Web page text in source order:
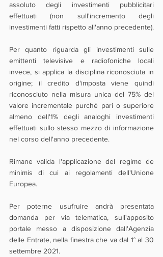
assoluto degli investimenti pubblicitari
effettuati (non sull'incremento degli
investimenti fatti rispetto all'anno precedente).
Per quanto riguarda gli investimenti sulle
emittenti televisive e radiofoniche locali
invece, si applica la disciplina riconosciuta in
origine; il credito d'imposta viene quindi
riconosciuto nella misura unica del 75% del
valore incrementale purché pari o superiore
almeno dell'1% degli analoghi investimenti
effettuati sullo stesso mezzo di informazione
nel corso dell'anno precedente.
Rimane valida l'applicazione del regime de
minimis di cui ai regolamenti dell'Unione
Europea.
Per poterne usufruire andrà presentata
domanda per via telematica, sull'apposito
portale messo a disposizione dall'Agenzia
delle Entrate, nella finestra che va dal 1° al 30
settembre 2021.